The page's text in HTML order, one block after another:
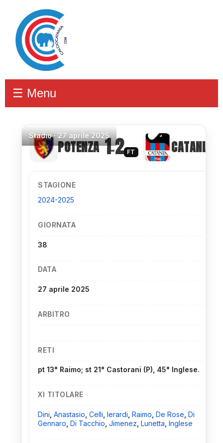
☰ Menu
Stadio·27 aprile 2025
POTENZA 1–2 FT CATANIA
STAGIONE
2024-2025
GIORNATA
38
DATA
27 aprile 2025
ARBITRO
RETI
pt 13° Raimo; st 21° Castorani (P), 45° Inglese.
XI TITOLARE
Dini Anastasio Celli Ierardi Raimo De Rose Di
Gennaro Di Tacchio Jimenez Lunetta Inglese